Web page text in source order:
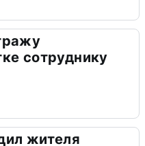
сотруднику
жителя